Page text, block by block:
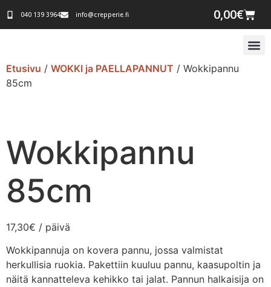
040 139 3964 info@crepperie.fi 0,00€
Etusivu / WOKKI ja PAELLAPANNUT / Wokkipannu
85cm
Wokkipannu
85cm
17,30€ / päivä
Wokkipannuja on kovera pannu, jossa valmistat
herkullisia ruokia. Pakettiin kuuluu pannu, kaasupoltin ja
näitä kannatteleva kehikko tai jalat. Pannun halkaisija on